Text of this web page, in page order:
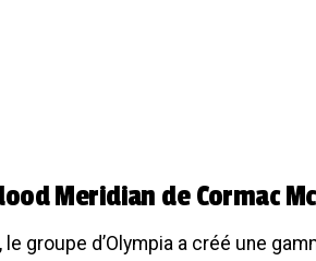
Meridian de Cormac
groupe d’Olympia a créé une